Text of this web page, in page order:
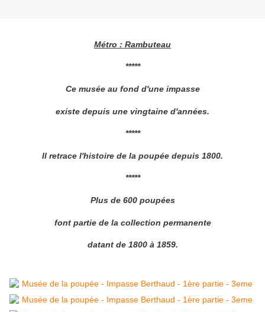
Métro : Rambuteau
*****
Ce musée au fond d'une impasse
existe depuis une vingtaine d'années.
*****
Il retrace l'histoire de la poupée depuis 1800.
*****
Plus de 600 poupées
font partie de la collection permanente
datant de 1800 à 1859.